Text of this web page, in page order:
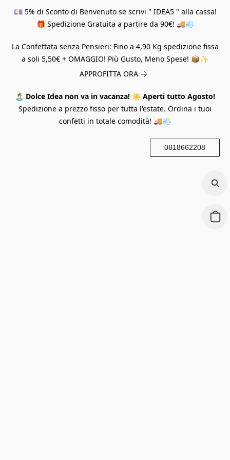
💷 5% di Sconto di Benvenuto se scrivi " IDEA5 " alla cassa!
🎁 Spedizione Gratuita a partire da 90€! 🚚💨
La Confettata senza Pensieri: Fino a 4,90 Kg spedizione fissa
a soli 5,50€ + OMAGGIO! Più Gusto, Meno Spese! 📦✨
APPROFITTA ORA
🏝️ Dolce Idea non va in vacanza! ☀️ Aperti tutto Agosto!
Spedizione a prezzo fisso per tutta l'estate. Ordina i tuoi
confetti in totale comodità! 🚚💨
0818662208